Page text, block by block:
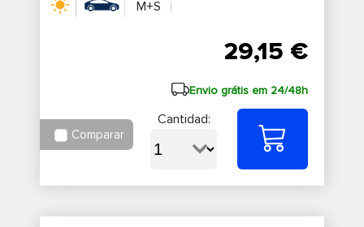
M+S
29,15 €
Envio grátis em 24/48h
Comparar
Cantidad: